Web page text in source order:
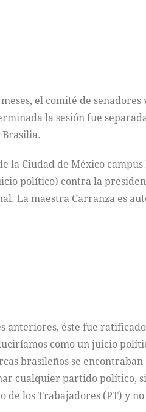
el comité de senadores
la sesión fue
la Ciudad de México campus
político) contra la
La maestra Carranza es
anteriores, éste fue
como un juicio
brasileños se encontraban
cualquier partido político,
los Trabajadores (PT) y